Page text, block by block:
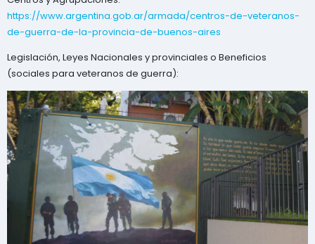
https://www.argentina.gob.ar/armada/centros-de-veteranos-
de-guerra-de-la-provincia-de-buenos-aires
Legislación, Leyes Nacionales y provinciales o Beneficios
(sociales para veteranos de guerra):